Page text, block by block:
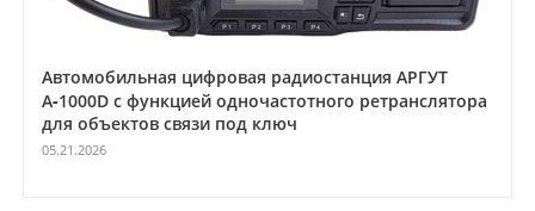
Автомобильная цифровая радиостанция АРГУТ
А‑1000D с функцией одночастотного ретранслятора
для объектов связи под ключ
05.21.2026